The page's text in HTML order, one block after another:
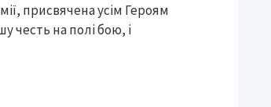
присвячена усім Героям
честь на полі бою, і